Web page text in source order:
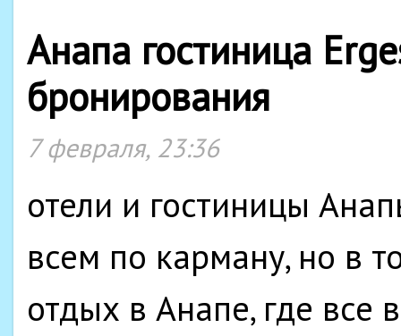
Анапа гостиница
бронирования
7 февраля, 23:36
отели и гостиницы
всем по карману, но в
отдых в Анапе, где все